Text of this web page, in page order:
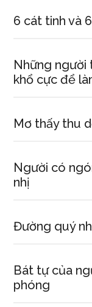
6 cát tinh và
Những người
khổ cực để
Mơ thấy thu
Người có
nhị
Đường quý
Bát tự của
phóng